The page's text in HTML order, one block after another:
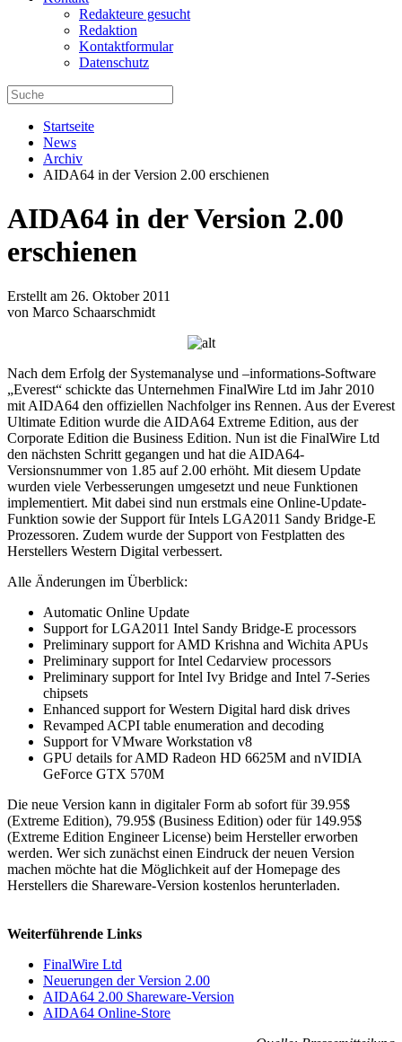
Redakteure gesucht
Redaktion
Kontaktformular
Datenschutz
Startseite
News
Archiv
AIDA64 in der Version 2.00 erschienen
AIDA64 in der Version 2.00
erschienen
Erstellt am 26. Oktober 2011
von Marco Schaarschmidt
Nach dem Erfolg der Systemanalyse und –informations-Software
„Everest“ schickte das Unternehmen FinalWire Ltd im Jahr 2010
mit AIDA64 den offiziellen Nachfolger ins Rennen. Aus der Everest
Ultimate Edition wurde die AIDA64 Extreme Edition, aus der
Corporate Edition die Business Edition. Nun ist die FinalWire Ltd
den nächsten Schritt gegangen und hat die AIDA64-
Versionsnummer von 1.85 auf 2.00 erhöht. Mit diesem Update
wurden viele Verbesserungen umgesetzt und neue Funktionen
implementiert. Mit dabei sind nun erstmals eine Online-Update-
Funktion sowie der Support für Intels LGA2011 Sandy Bridge-E
Prozessoren. Zudem wurde der Support von Festplatten des
Herstellers Western Digital verbessert.
Alle Änderungen im Überblick:
Automatic Online Update
Support for LGA2011 Intel Sandy Bridge-E processors
Preliminary support for AMD Krishna and Wichita APUs
Preliminary support for Intel Cedarview processors
Preliminary support for Intel Ivy Bridge and Intel 7-Series
chipsets
Enhanced support for Western Digital hard disk drives
Revamped ACPI table enumeration and decoding
Support for VMware Workstation v8
GPU details for AMD Radeon HD 6625M and nVIDIA
GeForce GTX 570M
Die neue Version kann in digitaler Form ab sofort für 39.95$
(Extreme Edition), 79.95$ (Business Edition) oder für 149.95$
(Extreme Edition Engineer License) beim Hersteller erworben
werden. Wer sich zunächst einen Eindruck der neuen Version
machen möchte hat die Möglichkeit auf der Homepage des
Herstellers die Shareware-Version kostenlos herunterladen.
Weiterführende Links
FinalWire Ltd
Neuerungen der Version 2.00
AIDA64 2.00 Shareware-Version
AIDA64 Online-Store